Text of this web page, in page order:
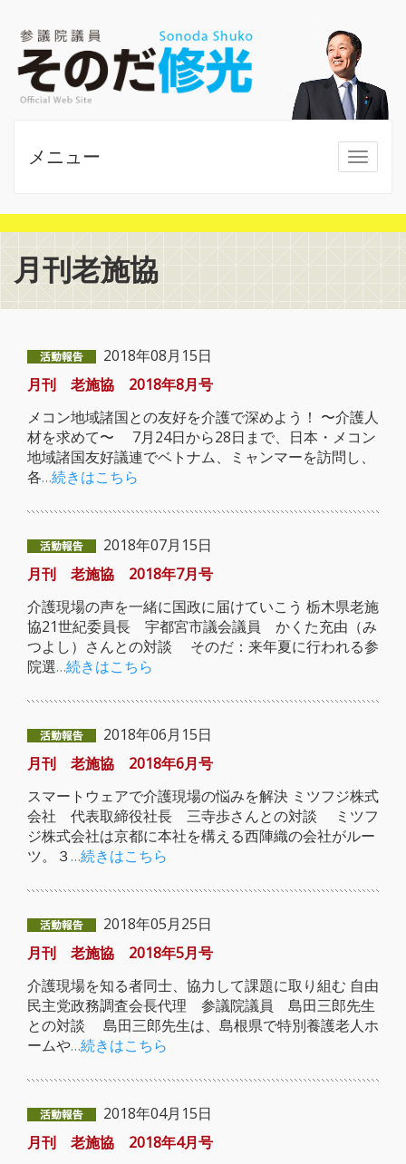
MENU
メニュー
月刊老施協
2018年08月15日
月刊 老施協 2018年8月号
メコン地域諸国との友好を介護で深めよう！ 〜介護人
材を求めて〜 7月24日から28日まで、日本・メコン
地域諸国友好議連でベトナム、ミャンマーを訪問し、
各…続きはこちら
2018年07月15日
月刊 老施協 2018年7月号
介護現場の声を一緒に国政に届けていこう 栃木県老施
協21世紀委員長 宇都宮市議会議員 かくた充由（み
つよし）さんとの対談 そのだ：来年夏に行われる参
院選…続きはこちら
2018年06月15日
月刊 老施協 2018年6月号
スマートウェアで介護現場の悩みを解決 ミツフジ株式
会社 代表取締役社長 三寺歩さんとの対談 ミツフ
ジ株式会社は京都に本社を構える西陣織の会社がルー
ツ。３…続きはこちら
2018年05月25日
月刊 老施協 2018年5月号
介護現場を知る者同士、協力して課題に取り組む 自由
民主党政務調査会長代理 参議院議員 島田三郎先生
との対談 島田三郎先生は、島根県で特別養護老人ホ
ームや…続きはこちら
2018年04月15日
月刊 老施協 2018年4月号